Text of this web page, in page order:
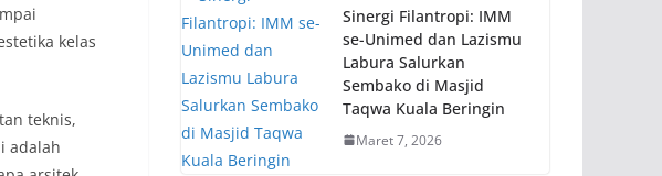
kelas
teknis,
adalah
Sinergi Filantropi: IMM
se-Unimed dan Lazismu
Labura Salurkan
Sembako di Masjid
Taqwa Kuala Beringin
Maret 7, 2026